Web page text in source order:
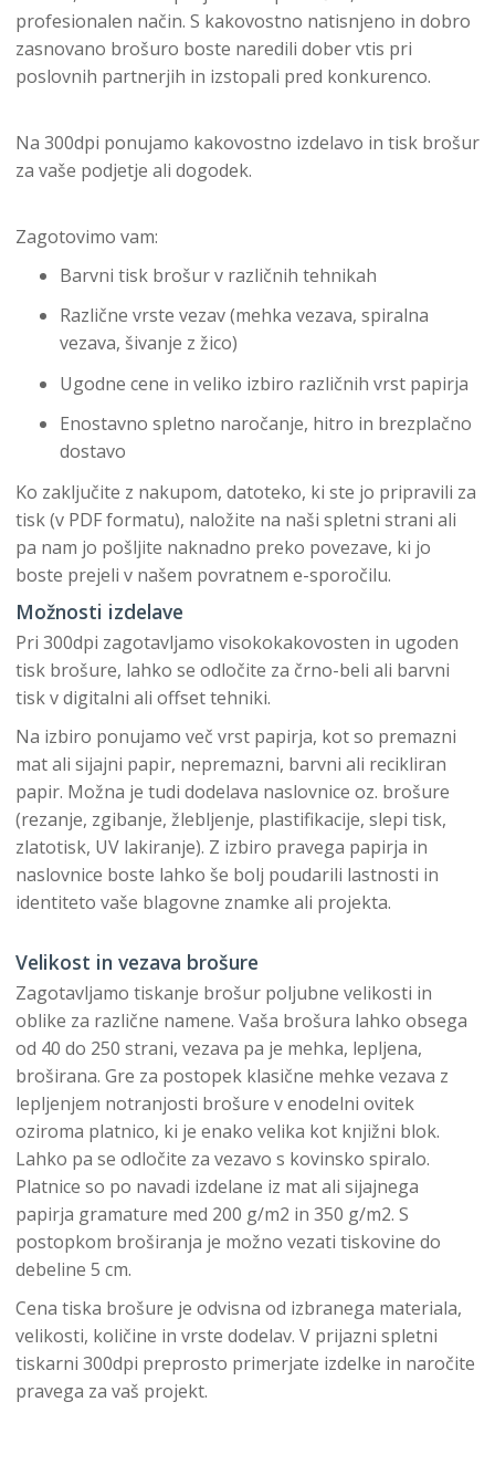
profesionalen način. S kakovostno natisnjeno in dobro
zasnovano brošuro boste naredili dober vtis pri
poslovnih partnerjih in izstopali pred konkurenco.
Na 300dpi ponujamo kakovostno izdelavo in tisk brošur
za vaše podjetje ali dogodek.
Zagotovimo vam:
Barvni tisk brošur v različnih tehnikah
Različne vrste vezav (mehka vezava, spiralna
vezava, šivanje z žico)
Ugodne cene in veliko izbiro različnih vrst papirja
Enostavno spletno naročanje, hitro in brezplačno
dostavo
Ko zaključite z nakupom, datoteko, ki ste jo pripravili za
tisk (v PDF formatu), naložite na naši spletni strani ali
pa nam jo pošljite naknadno preko povezave, ki jo
boste prejeli v našem povratnem e-sporočilu.
Možnosti izdelave
Pri 300dpi zagotavljamo visokokakovosten in ugoden
tisk brošure, lahko se odločite za črno-beli ali barvni
tisk v digitalni ali offset tehniki.
Na izbiro ponujamo več vrst papirja, kot so premazni
mat ali sijajni papir, nepremazni, barvni ali recikliran
papir. Možna je tudi dodelava naslovnice oz. brošure
(rezanje, zgibanje, žlebljenje, plastifikacije, slepi tisk,
zlatotisk, UV lakiranje). Z izbiro pravega papirja in
naslovnice boste lahko še bolj poudarili lastnosti in
identiteto vaše blagovne znamke ali projekta.
Velikost in vezava brošure
Zagotavljamo tiskanje brošur poljubne velikosti in
oblike za različne namene. Vaša brošura lahko obsega
od 40 do 250 strani, vezava pa je mehka, lepljena,
broširana. Gre za postopek klasične mehke vezava z
lepljenjem notranjosti brošure v enodelni ovitek
oziroma platnico, ki je enako velika kot knjižni blok.
Lahko pa se odločite za vezavo s kovinsko spiralo.
Platnice so po navadi izdelane iz mat ali sijajnega
papirja gramature med 200 g/m2 in 350 g/m2. S
postopkom broširanja je možno vezati tiskovine do
debeline 5 cm.
Cena tiska brošure je odvisna od izbranega materiala,
velikosti, količine in vrste dodelav. V prijazni spletni
tiskarni 300dpi preprosto primerjate izdelke in naročite
pravega za vaš projekt.